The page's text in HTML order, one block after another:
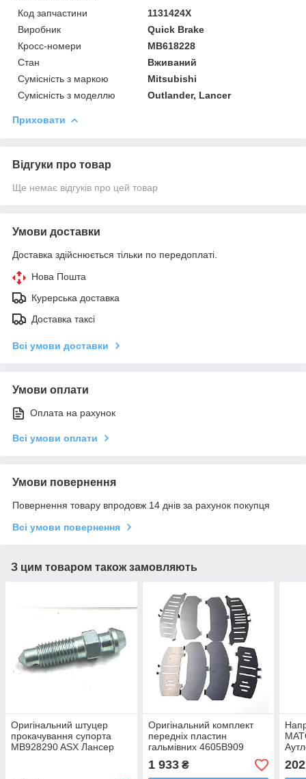
Код запчастини
1131424X
Виробник
Quick Brake
Кросс-номери
MB618228
Стан
Вживаний
Сумісність з маркою
Mitsubishi
Сумісність з моделлю
Outlander, Lancer
Приховати
Відгуки про товар
Ще немає відгуків про цей товар
Умови доставки
Доставка здійснюється тільки по передоплаті.
Нова Пошта
Курерська доставка
Доставка таксі
Всі умови доставки
Умови оплати
Оплата на рахунок
Всі умови оплати
Умови повернення
Повернення товару впродовж 14 днів за рахунок покупця
Всі умови повернення
З цим товаром також замовляють
Оригінальний штуцер
прокачування супорта
MB928290 ASX Лансер
Оригінальний комплект
передніх пластин
гальмівних 4605B909
Аутлендер 2006-2012 XL
1 933₴ 202